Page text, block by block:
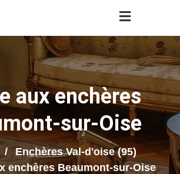
aux enchères
sur-Oise
Enchères Val-d'oise (95)
enchères Beaumont-sur-Oise